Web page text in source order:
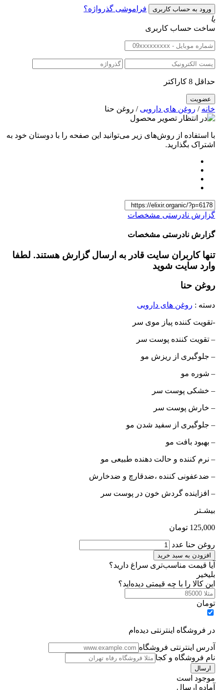
فراموشی گذرواژه؟
یا
ساخت حساب کاربری
حداقل 8 کاراکتر
خانه / روغن های دارویی / روغن حنا
با استفاده از روش‌های زیر می‌توانید این صفحه را با دوستان خود به
اشتراک بگذارید.
گزارش نادرستی مشخصات
گزارش نادرستی مشخصات
تنها کاربران سایت قادر به ارسال گزارش هستند. لطفا
وارد سایت شوید
روغن حنا
دسته : روغن های دارویی
-تقویت کننده پیاز موی سر
– تقویت کننده پوست سر
– جلوگیری از ریزش مو
– شوره مو
– خشکی پوست سر
– خارش پوست سر
– جلوگیری از سفید شدن مو
– بهبود بافت مو
– نرم کننده و حالت دهنده طبیعی مو
– ضدعفونی کننده ،ضدقارچ و ضدخارش
– افزاینده گردش خون در پوست سر
بیشـتر
125,000 تومان
روغن حنا عدد
افزودن به سبد خرید
آیا قیمت مناسب‌تری سراغ دارید؟
بلیخیر
این کالا را با چه قیمتی دیده‌اید؟
تومان
در فروشگاه اینترنتی دیده‌ام
آدرس اینترنتی فروشگاه
نام فروشگاه و کجا
موجود است
آماده ارسال